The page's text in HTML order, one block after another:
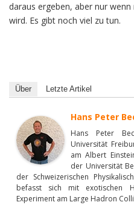
daraus ergeben, aber nur
wird. Es gibt noch viel zu tun.
Über Letzte Artikel
Hans Peter
Hans Peter
Universität
am Albert
der Universität
der Schweizerischen
befasst sich mit exotischen
Experiment am Large Hadron